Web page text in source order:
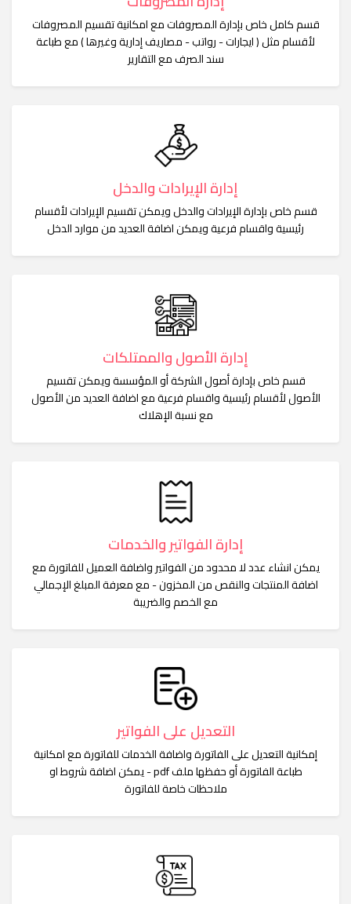
قسم كامل خاص بإدارة المصروفات مع امكانية تقسيم المصروفات
لأقسام مثل ( ايجارات - رواتب - مصاريف إدارية وغيرها ) مع طباعة
سند الصرف مع التقارير
إدارة الإيرادات والدخل
قسم خاص بإدارة الإيرادات والدخل ويمكن تقسيم الإيرادات لأقسام
رئيسية واقسام فرعية ويمكن اضافة العديد من موارد الدخل
إدارة الأصول والممتلكات
قسم خاص بإدارة أصول الشركة أو المؤسسة ويمكن تقسيم
الأصول لأقسام رئيسية واقسام فرعية مع اضافة العديد من الأصول
مع نسبة الإهلاك
إدارة الفواتير والخدمات
يمكن انشاء عدد لا محدود من الفواتير واضافة العميل للفاتورة مع
اضافة المنتجات والنقص من المخزون - مع معرفة المبلغ الإجمالي
مع الخصم والضريبة
التعديل على الفواتير
إمكانية التعديل على الفاتورة واضافة الخدمات للفاتورة مع امكانية
طباعة الفاتورة أو حفظها ملف pdf - يمكن اضافة شروط او
ملاحظات خاصة للفاتورة